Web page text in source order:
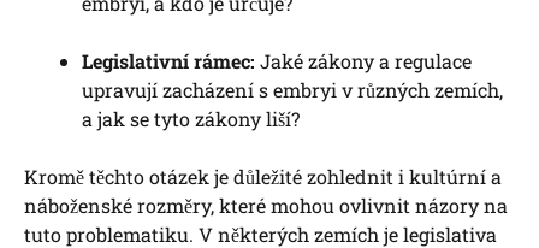
Legislativní rámec: Jaké zákony a regulace
upravují zacházení s embryi v různých zemích,
a jak se tyto zákony liší?
Kromě těchto otázek je důležité zohlednit i kultúrní a
náboženské rozměry, které mohou ovlivnit názory na
tuto problematiku. V některých zemích je legislativa